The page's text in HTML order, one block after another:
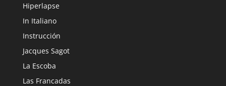
Hiperlapse
In Italiano
Instrucción
Jacques Sagot
La Escoba
Las Francadas